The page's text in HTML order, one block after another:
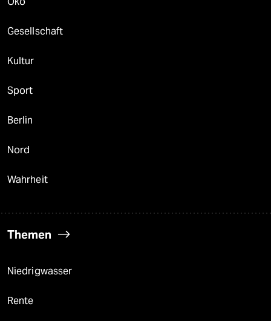
Gesellschaft
Kultur
Sport
Berlin
Nord
Wahrheit
Themen
Niedrigwasser
Rente